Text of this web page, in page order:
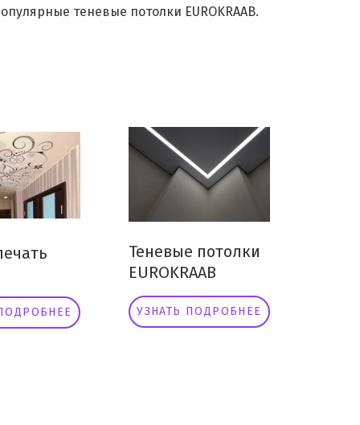
теневые потолки EUROKRAAB.
Теневые потолки
EUROKRAAB
УЗНАТЬ ПОДРОБНЕЕ